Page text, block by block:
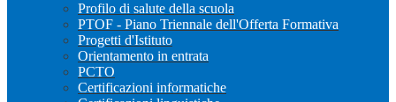
Profilo di salute della scuola
PTOF - Piano Triennale dell'Offerta Formativa
Progetti d'Istituto
Orientamento in entrata
PCTO
Certificazioni informatiche